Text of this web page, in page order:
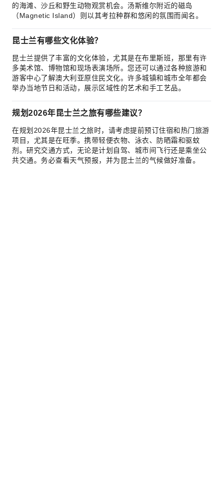
的海滩、沙丘和野生动物观赏机会。汤斯维尔附近的磁岛
（Magnetic Island）则以其考拉种群和悠闲的氛围而闻名。
昆士兰有哪些文化体验？
昆士兰提供了丰富的文化体验，尤其是在布里斯班，那里有许
多美术馆、博物馆和现场表演场所。您还可以通过各种旅游和
游客中心了解澳大利亚原住民文化。许多城镇和城市全年都会
举办当地节日和活动，展示区域性的艺术和手工艺品。
规划2026年昆士兰之旅有哪些建议？
在规划2026年昆士兰之旅时，请考虑提前预订住宿和热门旅游
项目，尤其是在旺季。携带轻便衣物、泳衣、防晒霜和驱蚊
剂。研究交通方式，无论是计划自驾、城市间飞行还是乘坐公
共交通。务必查看天气预报，并为昆士兰的气候做好准备。